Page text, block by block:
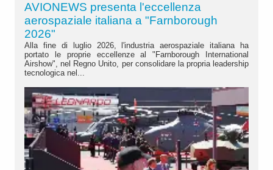
AVIONEWS presenta l'eccellenza
aerospaziale italiana a "Farnborough
2026"
Alla fine di luglio 2026, l'industria aerospaziale italiana ha
portato le proprie eccellenze al "Farnborough International
Airshow", nel Regno Unito, per consolidare la propria leadership
tecnologica nel...